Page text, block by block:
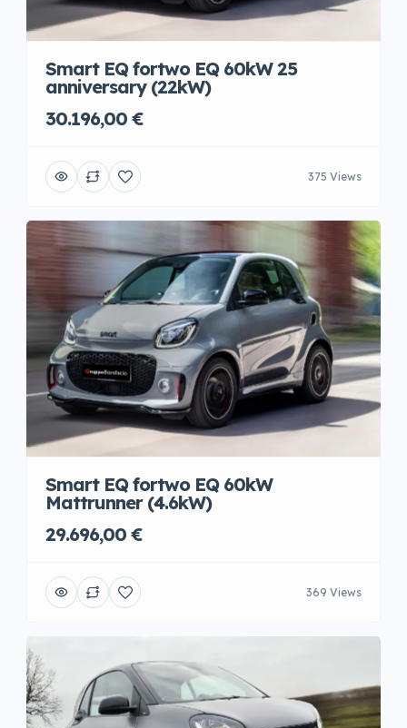
Smart EQ fortwo EQ 60kW 25
anniversary (22kW)
30.196,00 €
375 Views
Smart EQ fortwo EQ 60kW
Mattrunner (4.6kW)
29.696,00 €
369 Views